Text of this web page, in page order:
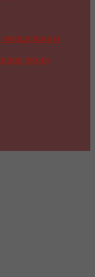
марципана и
кухня